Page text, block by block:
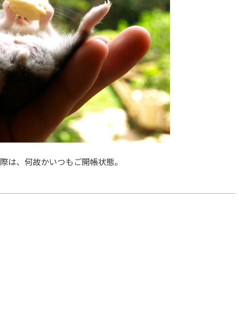
は、何故かいつもご開帳状態。